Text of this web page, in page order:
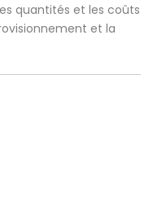
quantités et les coûts
et la